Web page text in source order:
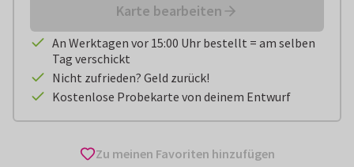
Karte bearbeiten
An Werktagen vor 15:00 Uhr bestellt = am selben
Tag verschickt
Nicht zufrieden? Geld zurück!
Kostenlose Probekarte von deinem Entwurf
Zu meinen Favoriten hinzufügen